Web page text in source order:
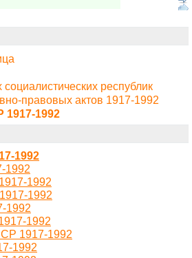
республик
правовых актов 1917-1992
1992
1992
1992
1992
1992
1992
1992
1917-1992
1992